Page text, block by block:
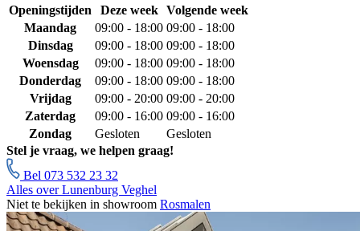
Openingstijden
Deze week
Volgende week
Maandag
09:00 - 18:00 09:00 - 18:00
Dinsdag
09:00 - 18:00 09:00 - 18:00
Woensdag
09:00 - 18:00 09:00 - 18:00
Donderdag
09:00 - 18:00 09:00 - 18:00
Vrijdag
09:00 - 20:00 09:00 - 20:00
Zaterdag
09:00 - 16:00 09:00 - 16:00
Zondag
Gesloten
Gesloten
Stel je vraag, we helpen graag!
Bel 073 532 23 32
Alles over Lunenburg Veghel
Niet te bekijken in showroom Rosmalen